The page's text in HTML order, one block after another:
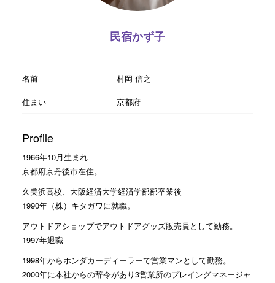
民宿かず子
名前
村岡 信之
住まい
京都府
Profile
1966年10月生まれ
京都府京丹後市在住。
久美浜高校、大阪経済大学経済学部部卒業後
1990年（株）キタガワに就職。
アウトドアショップでアウトドアグッズ販売員として勤務。
1997年退職
1998年からホンダカーディーラーで営業マンとして勤務。
2000年に本社からの辞令があり3営業所のプレイングマネージャ